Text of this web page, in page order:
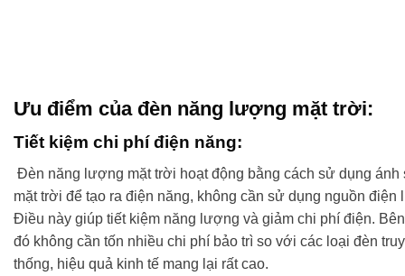
Ưu điểm của đèn năng lượng mặt trời:
Tiết kiệm chi phí điện năng:
Đèn năng lượng mặt trời hoạt động bằng cách sử dụng ánh
mặt trời để tạo ra điện năng, không cần sử dụng nguồn điện
Điều này giúp tiết kiệm năng lượng và giảm chi phí điện.
đó không cần tốn nhiều chi phí bảo trì so với các loại đèn
thống, hiệu quả kinh tế mang lại rất cao.